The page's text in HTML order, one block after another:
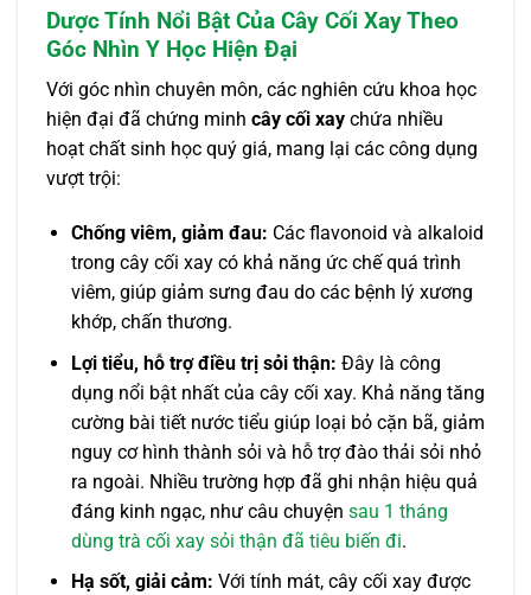
Dược Tính Nổi Bật Của Cây Cối Xay Theo
Góc Nhìn Y Học Hiện Đại
Với góc nhìn chuyên môn, các nghiên cứu khoa học
hiện đại đã chứng minh cây cối xay chứa nhiều
hoạt chất sinh học quý giá, mang lại các công dụng
vượt trội:
Chống viêm, giảm đau: Các flavonoid và alkaloid
trong cây cối xay có khả năng ức chế quá trình
viêm, giúp giảm sưng đau do các bệnh lý xương
khớp, chấn thương.
Lợi tiểu, hỗ trợ điều trị sỏi thận: Đây là công
dụng nổi bật nhất của cây cối xay. Khả năng tăng
cường bài tiết nước tiểu giúp loại bỏ cặn bã, giảm
nguy cơ hình thành sỏi và hỗ trợ đào thải sỏi nhỏ
ra ngoài. Nhiều trường hợp đã ghi nhận hiệu quả
đáng kinh ngạc, như câu chuyện sau 1 tháng
dùng trà cối xay sỏi thận đã tiêu biến đi.
Hạ sốt, giải cảm: Với tính mát, cây cối xay được